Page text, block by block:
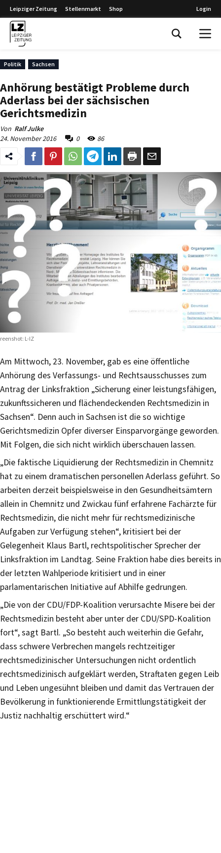
Leipziger Zeitung Stellenmarkt Shop Login
Politik Sachsen
Anhörung bestätigt Probleme durch
Aderlass bei der sächsischen
Gerichtsmedizin
Von Ralf Julke
24. November 2016
0 86
L-IZ
Am Mittwoch, 23. November, gab es eine öffentliche
Anhörung des Verfassungs- und Rechtsausschusses zum
Antrag der Linksfraktion „Sicherung einer leistungsfähigen,
zukunftssicheren und flächendeckenden Rechtsmedizin in
Sachsen“. Denn auch in Sachsen ist die so wichtige
Gerichtsmedizin Opfer diverser Einsparvorgänge geworden.
Mit Folgen, die sich nicht wirklich überschauen lassen.
„Die faktische Liquidierung der Rechtsmedizin in Chemnitz
hat zu einem dramatischen personellen Aderlass geführt. So
arbeiten derzeit beispielsweise in den Gesundheitsämtern
allein in Chemnitz und Zwickau fünf erfahrene Fachärzte für
Rechtsmedizin, die nicht mehr für rechtsmedizinische
Aufgaben zur Verfügung stehen“, kritisiert bei der
Gelegenheit Klaus Bartl, rechtspolitischer Sprecher der
Linksfraktion im Landtag. Seine Fraktion habe dies bereits in
der letzten Wahlperiode kritisiert und in einer
parlamentarischen Initiative auf Abhilfe gedrungen.
„Die von der CDU/FDP-Koalition verursachte Misere bei der
Rechtsmedizin besteht aber unter der CDU/SPD-Koalition
fort“, sagt Bartl. „So besteht auch weiterhin die Gefahr,
dass schwere Verbrechen mangels rechtzeitiger
rechtsmedizinischer Untersuchungen nicht ordentlich
rechtsmedizinisch aufgeklärt werden, Straftaten gegen Leib
und Leben ungesühnt bleiben und damit das Vertrauen der
Bevölkerung in funktionierende Ermittlungstätigkeit der
Justiz nachhaltig erschüttert wird.“